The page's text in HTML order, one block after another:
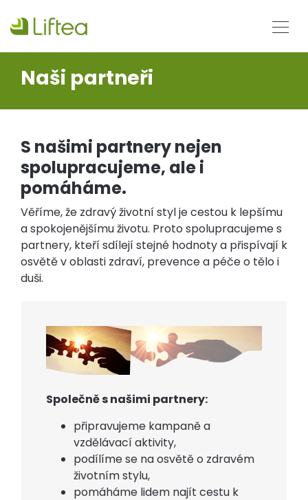
Naši partneři
S našimi partnery nejen
spolupracujeme, ale i
pomáháme.
Věříme, že zdravý životní styl je cestou k lepšímu
a spokojenějšímu životu. Proto spolupracujeme s
partnery, kteří sdílejí stejné hodnoty a přispívají k
osvětě v oblasti zdraví, prevence a péče o tělo i
duši.
Společně s našimi partnery:
připravujeme kampaně a
vzdělávací aktivity,
podílíme se na osvětě o zdravém
životním stylu,
pomáháme lidem najít cestu k